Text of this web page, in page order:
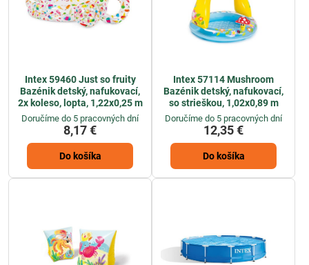
Intex 59460 Just so fruity
Bazénik detský, nafukovací,
2x koleso, lopta, 1,22x0,25 m
Doručíme do 5 pracovných dní
8,17 €
Do košíka
Intex 57114 Mushroom
Bazénik detský, nafukovací,
so strieškou, 1,02x0,89 m
Doručíme do 5 pracovných dní
12,35 €
Do košíka